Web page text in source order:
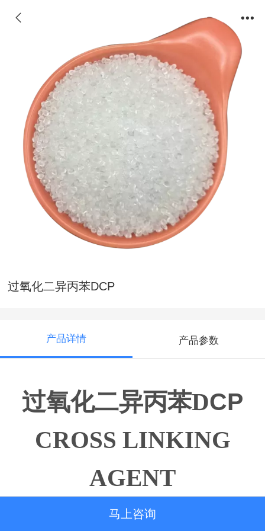
过氧化二异丙苯DCP
产品详情 产品参数
过氧化二异丙苯DCP
CROSS LINKING
AGENT
Dicumyl Peroxide
马上咨询